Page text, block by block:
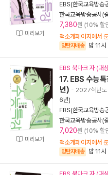
미리보기
EBS(한국교육방송
한국교육방송공사(
7,380원 (10% 할
책소개페이지에서
양탄자배송 밤 11시
미리보기
EBS 북마크 자 (대
17. EBS 수능
년) - 2027학년도
6년)
EBS(한국교육방송
한국교육방송공사(
7,020원 (10% 할
책소개페이지에서
양탄자배송 밤 11시